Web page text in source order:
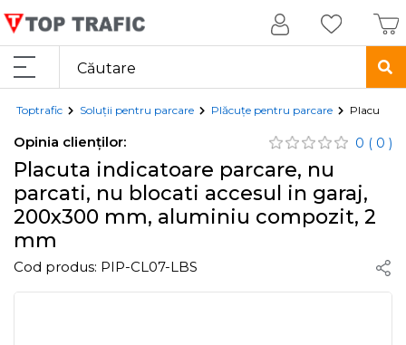
Toptrafic Soluții pentru parcare Plăcuțe pentru parcare Placuta
Opinia clienților: 0 ( 0 )
Placuta indicatoare parcare, nu
parcati, nu blocati accesul in garaj,
200x300 mm, aluminiu compozit, 2
mm
Cod produs: PIP-CL07-LBS